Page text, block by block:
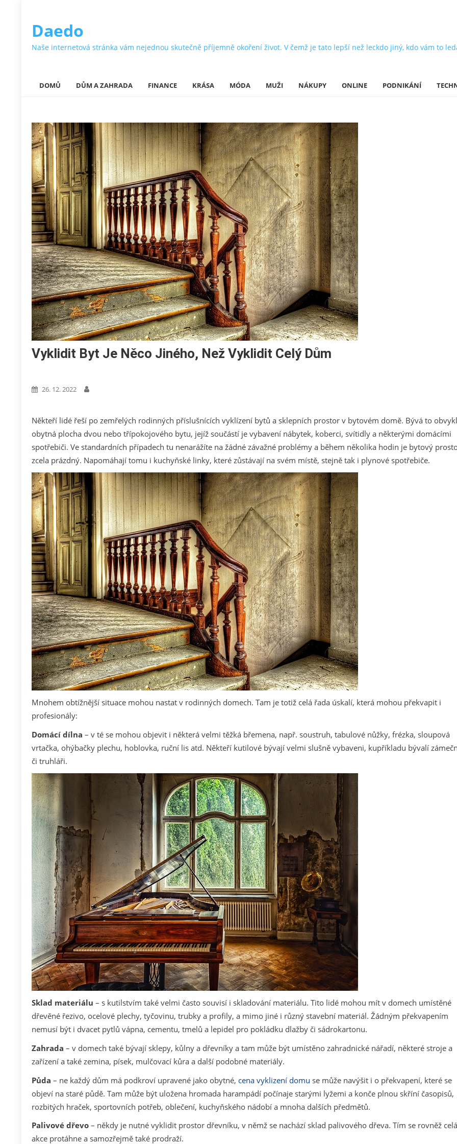
Daedo
Naše internetová stránka vám nejednou skutečně příjemně okoření život. V čemž je tato lepší než leckdo jiný, kdo vám to
DOMŮ DŮM A ZAHRADA FINANCE KRÁSA MÓDA MUŽI NÁKUPY ONLINE PODNIKÁNÍ
Vyklidit Byt Je Něco Jiného, Než Vyklidit Celý Dům
26. 12. 2022
Někteří lidé řeší po zemřelých rodinných příslušnících vyklízení bytů a sklepních prostor v bytovém domě. Bývá to
obytná plocha dvou nebo třípokojového bytu, jejíž součástí je vybavení nábytek, koberci, svítidly a některými domácími
spotřebiči. Ve standardních případech tu nenarážíte na žádné závažné problémy a během několika hodin je bytový
zcela prázdný. Napomáhají tomu i kuchyňské linky, které zůstávají na svém místě, stejně tak i plynové spotřebiče.
Mnohem obtížnější situace mohou nastat v rodinných domech. Tam je totiž celá řada úskalí, která mohou překvapit i
profesionály:
Domácí dílna – v té se mohou objevit i některá velmi těžká břemena, např. soustruh, tabulové nůžky, frézka, sloupová
vrtačka, ohýbačky plechu, hoblovka, ruční lis atd. Někteří kutilové bývají velmi slušně vybaveni, kupříkladu bývalí
či truhláři.
Sklad materiálu – s kutilstvím také velmi často souvisí i skladování materiálu. Tito lidé mohou mít v domech umístěné
dřevěné řezivo, ocelové plechy, tyčovinu, trubky a profily, a mimo jiné i různý stavební materiál. Žádným překvapením
nemusí být i dvacet pytlů vápna, cementu, tmelů a lepidel pro pokládku dlažby či sádrokartonu.
Zahrada – v domech také bývají sklepy, kůlny a dřevníky a tam může být umístěno zahradnické nářadí, některé stroje a
zařízení a také zemina, písek, mulčovací kůra a další podobné materiály.
Půda – ne každý dům má podkroví upravené jako obytné, cena vyklizení domu se může navýšit i o překvapení, které se
objeví na staré půdě. Tam může být uložena hromada harampádí počínaje starými lyžemi a konče plnou skříní časopisů,
rozbitých hraček, sportovních potřeb, oblečení, kuchyňského nádobí a mnoha dalších předmětů.
Palivové dřevo – někdy je nutné vyklidit prostor dřevníku, v němž se nachází sklad palivového dřeva. Tím se rovněž celá
akce protáhne a samozřejmě také prodraží.